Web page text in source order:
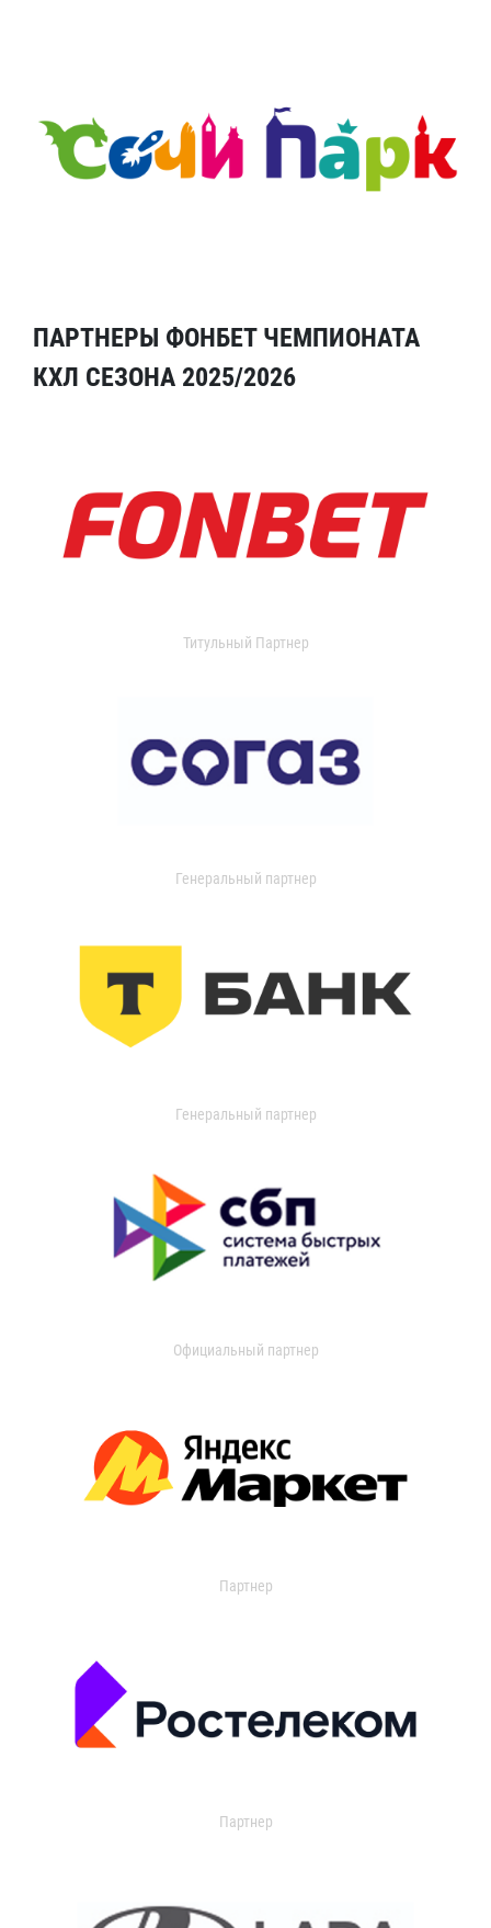
ПАРТНЕРЫ ФОНБЕТ ЧЕМПИОНАТА
КХЛ СЕЗОНА 2025/2026
Титульный Партнер
Генеральный партнер
Генеральный партнер
Официальный партнер
Партнер
Партнер